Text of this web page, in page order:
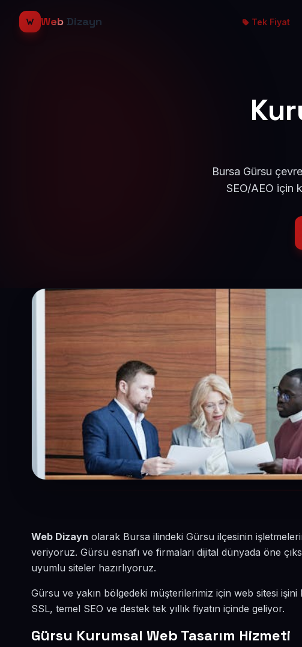
Web Dizayn Tek Fiyat
Bursa Gürsu
SEO/AEO için
Web Dizayn olarak Bursa ilindeki Gürsu ilçesinin
veriyoruz. Gürsu esnafı ve firmaları dijital dünyada öne
uyumlu siteler hazırlıyoruz.
Gürsu ve yakın bölgedeki müşterilerimiz için web sitesi
SSL, temel SEO ve destek tek yıllık fiyatın içinde geliyor.
Gürsu Kurumsal Web Tasarım Hizmeti